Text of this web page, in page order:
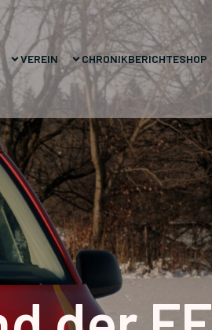
VEREIN CHRONIKBERICHTESHOP